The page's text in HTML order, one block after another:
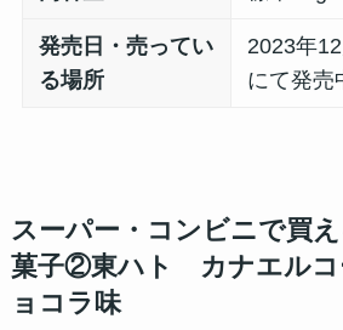
発売日・売ってい
る場所
2023年
にて発売
スーパー・コンビニで買
菓子②東ハト カナエルコ
ョコラ味